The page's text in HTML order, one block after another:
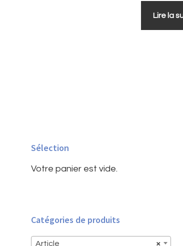
Lire la
principale
Sélection
Votre panier est vide.
Catégories de produits
×
Article